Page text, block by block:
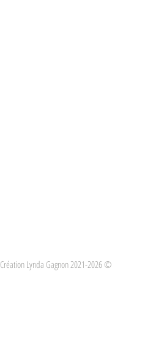
Création Lynda Gagnon 2021-2026 ©